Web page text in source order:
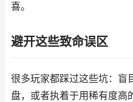
喜。
避开这些致命误区
很多玩家都踩过这些坑：盲
盘，或者执着于用稀有度高